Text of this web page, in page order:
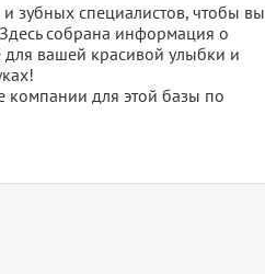
зубных специалистов, чтобы вы
собрана информация о
вашей красивой улыбки и
компании для этой базы по